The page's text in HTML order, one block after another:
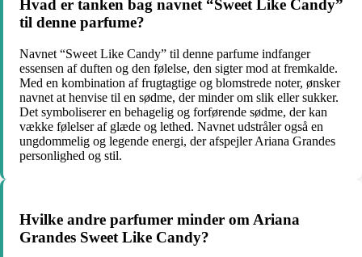
Hvad er tanken bag navnet “Sweet Like Candy”
til denne parfume?
Navnet “Sweet Like Candy” til denne parfume indfanger
essensen af duften og den følelse, den sigter mod at fremkalde.
Med en kombination af frugtagtige og blomstrede noter, ønsker
navnet at henvise til en sødme, der minder om slik eller sukker.
Det symboliserer en behagelig og forførende sødme, der kan
vække følelser af glæde og lethed. Navnet udstråler også en
ungdommelig og legende energi, der afspejler Ariana Grandes
personlighed og stil.
Hvilke andre parfumer minder om Ariana
Grandes Sweet Like Candy?